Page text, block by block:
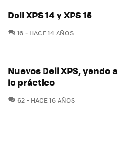
Dell XPS 14 y XPS 15
16 COMENTARIOS
HACE 14 AÑOS
Nuevos Dell XPS, yendo a
lo práctico
62 COMENTARIOS
HACE 16 AÑOS